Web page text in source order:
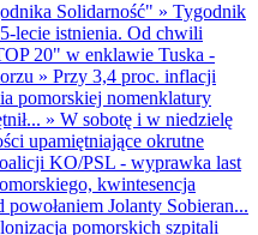
Solidarność" » Tygodnik
lecie istnienia. Od chwili
20" w enklawie Tuska -
» Przy 3,4 proc. inflacji
pomorskiej nomenklatury
» W sobotę i w niedzielę
upamiętniające okrutne
KO/PSL - wyprawka last
kwintesencja
Jolanty Sobieran...
pomorskich szpitali